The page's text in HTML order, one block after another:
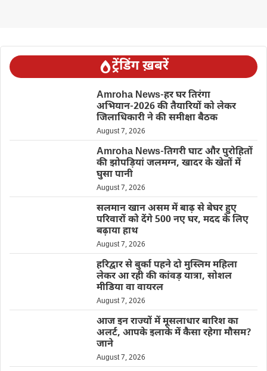
ट्रेंडिंग ख़बरें
Amroha News-हर घर तिरंगा
अभियान-2026 की तैयारियों को लेकर
जिलाधिकारी ने की समीक्षा बैठक
August 7, 2026
Amroha News-तिगरी घाट और पुरोहितों
की झोपड़ियां जलमग्न, खादर के खेतों में
घुसा पानी
August 7, 2026
सलमान खान असम में बाढ़ से बेघर हुए
परिवारों को देंगे 500 नए घर, मदद के लिए
बढ़ाया हाथ
August 7, 2026
हरिद्वार से बुर्का पहने दो मुस्लिम महिला
लेकर आ रही की कांवड़ यात्रा, सोशल
मीडिया वा वायरल
August 7, 2026
आज इन राज्यों में मूसलाधार बारिश का
अलर्ट, आपके इलाके में कैसा रहेगा मौसम?
जाने
August 7, 2026